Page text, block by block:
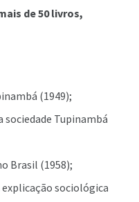
de 50 livros,
(1949);
sociedade Tupinambá
Brasil (1958);
sociológica